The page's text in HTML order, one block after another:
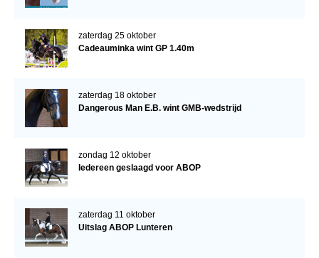
zaterdag 25 oktober
Cadeauminka wint GP 1.40m
zaterdag 18 oktober
Dangerous Man E.B. wint GMB-wedstrijd
zondag 12 oktober
Iedereen geslaagd voor ABOP
zaterdag 11 oktober
Uitslag ABOP Lunteren